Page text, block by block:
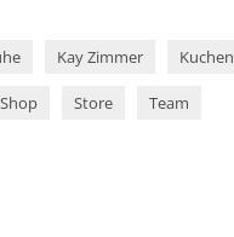
Kay Zimmer Kuchen
Shop Store Team